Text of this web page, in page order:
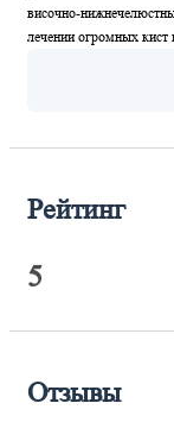
височно-
лечении огромных кист
Рейтинг
5
Отзывы